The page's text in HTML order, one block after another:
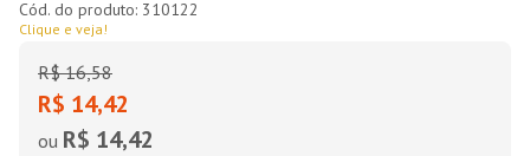
310122
Clique e veja!
R$ 16,58
R$ 14,42
ou R$ 14,42